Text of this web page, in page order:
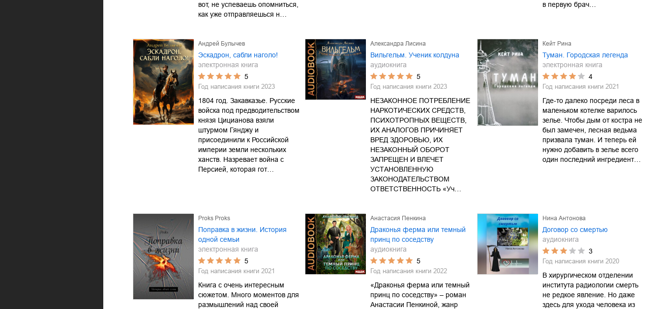
вот, не успеваешь опомниться,
как уже отправляешься н…
в первую брач…
Андрей Булычев
Эскадрон, сабли наголо!
электронная книга
5
Год написания книги 2023
1804 год. Закавказье. Русские
войска под предводительством
князя Цицианова взяли
штурмом Гянджу и
присоединили к Российской
империи земли нескольких
ханств. Назревает война с
Персией, которая гот…
Александра Лисина
Вильгельм. Ученик колдуна
аудиокнига
5
Год написания книги 2023
НЕЗАКОННОЕ ПОТРЕБЛЕНИЕ
НАРКОТИЧЕСКИХ СРЕДСТВ,
ПСИХОТРОПНЫХ ВЕЩЕСТВ,
ИХ АНАЛОГОВ ПРИЧИНЯЕТ
ВРЕД ЗДОРОВЬЮ, ИХ
НЕЗАКОННЫЙ ОБОРОТ
ЗАПРЕЩЕН И ВЛЕЧЕТ
УСТАНОВЛЕННУЮ
ЗАКОНОДАТЕЛЬСТВОМ
ОТВЕТСТВЕННОСТЬ «Уч…
Кейт Рина
Туман. Городская легенда
электронная книга
4
Год написания книги 2021
Где-то далеко посреди леса в
маленьком котелке варилось
зелье. Чтобы дым от костра не
был замечен, лесная ведьма
призвала туман. И теперь ей
нужно добавить в зелье всего
один последний ингредиент…
Proks Proks
Поправка в жизни. История
одной семьи
электронная книга
5
Год написания книги 2021
Книга с очень интересным
сюжетом. Много моментов для
размышлений над своей
Анастасия Пенкина
Драконья ферма или темный
принц по соседству
аудиокнига
5
Год написания книги 2022
«Драконья ферма или темный
принц по соседству» – роман
Анастасии Пенкиной, жанр
Нина Антонова
Договор со смертью
аудиокнига
3
Год написания книги 2020
В хирургическом отделении
института радиологии смерть
не редкое явление. Но даже
здесь для ухода человека из